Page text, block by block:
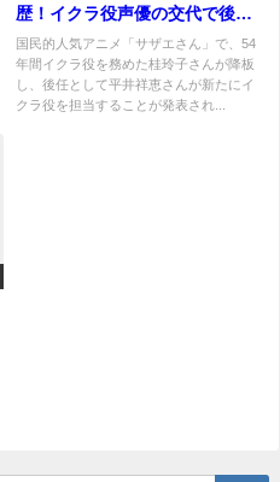
歴！イクラ役声優の交代で後任
を務める！
国民的人気アニメ「サザエさん」で、54
年間イクラ役を務めた桂玲子さんが降板
し、後任として平井祥恵さんが新たにイ
クラ役を担当することが発表され...